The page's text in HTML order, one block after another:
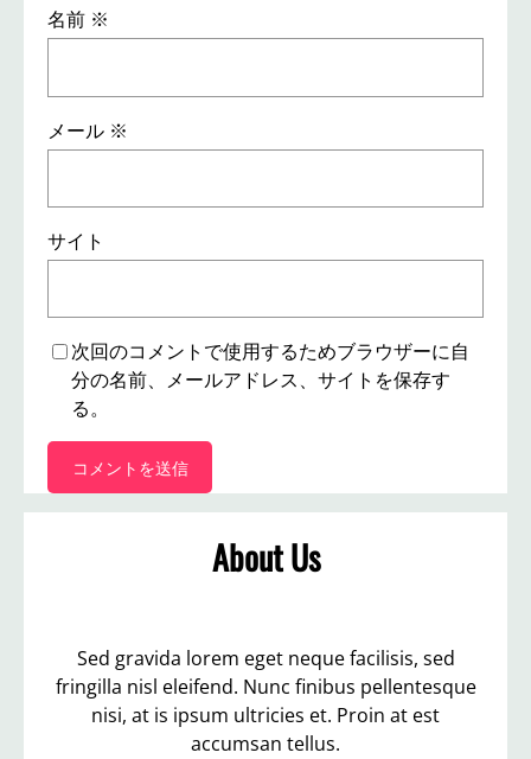
名前 ※
メール ※
サイト
次回のコメントで使用するためブラウザーに自
分の名前、メールアドレス、サイトを保存す
る。
About Us
Sed gravida lorem eget neque facilisis, sed
fringilla nisl eleifend. Nunc finibus pellentesque
nisi, at is ipsum ultricies et. Proin at est
accumsan tellus.